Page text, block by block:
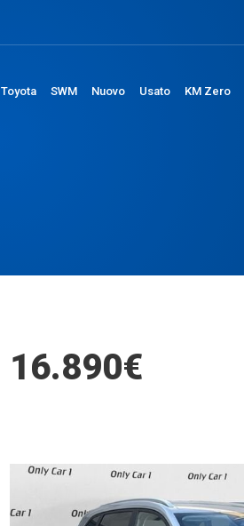
Toyota SWM Nuovo Usato KM Zero
16.890€